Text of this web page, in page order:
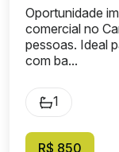
Oportunidade
comercial no
pessoas. Ideal
com ba...
1
R$ 850